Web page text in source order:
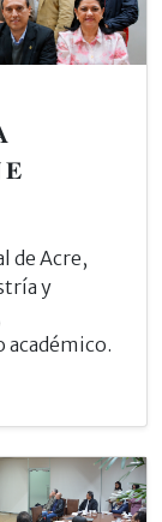
𝐄
de Acre,
y